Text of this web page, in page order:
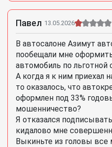
Павел 13.05.2026
В автосалоне Азимут
пообещали мне
автомобиль по льготной
А когда я к ним приехал
то оказалось, что
оформлен под 33%
мошенничество?
Я отказался
кидалово мне
Выкиньте из головы